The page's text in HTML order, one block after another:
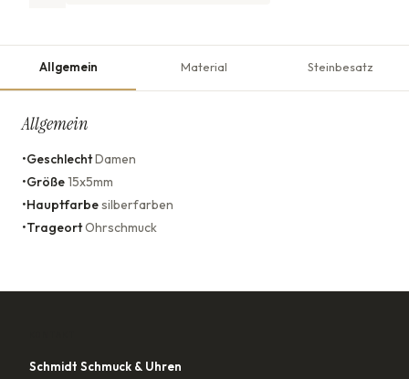
Allgemein Material Steinbesatz
Allgemein
•GeschlechtDamen
•Größe15x5mm
•Hauptfarbesilberfarben
•TrageortOhrschmuck
Schmidt Schmuck & Uhren